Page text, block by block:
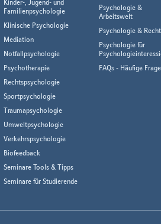
Kinder-, Jugend- und
Familienpsychologie
Klinische Psychologie
Mediation
Notfallpsychologie
Psychotherapie
Rechtspsychologie
Sportpsychologie
Traumapsychologie
Umweltpsychologie
Verkehrspsychologie
Biofeedback
Seminare Tools & Tipps
Seminare für Studierende
Psychologie &
Arbeitswelt
Psychologie & Recht
Psychologie für
FAQs - Häufige